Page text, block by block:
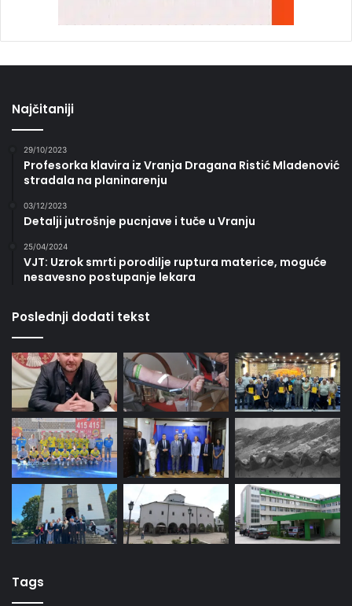
Najčitaniji
29/10/2023
Profesorka klavira iz Vranja Dragana Ristić Mladenović
stradala na planinarenju
03/12/2023
Detalji jutrošnje pucnjave i tuče u Vranju
25/04/2024
VJT: Uzrok smrti porodilje ruptura materice, moguće
nesavesno postupanje lekara
Poslednji dodati tekst
Tags